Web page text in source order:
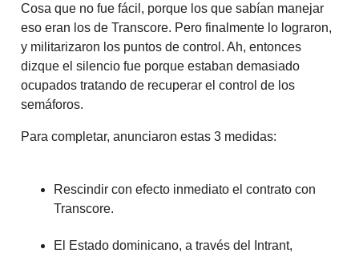
Cosa que no fue fácil, porque los que sabían manejar
eso eran los de Transcore. Pero finalmente lo lograron,
y militarizaron los puntos de control. Ah, entonces
dizque el silencio fue porque estaban demasiado
ocupados tratando de recuperar el control de los
semáforos.
Para completar, anunciaron estas 3 medidas:
Rescindir con efecto inmediato el contrato con
Transcore.
El Estado dominicano, a través del Intrant,